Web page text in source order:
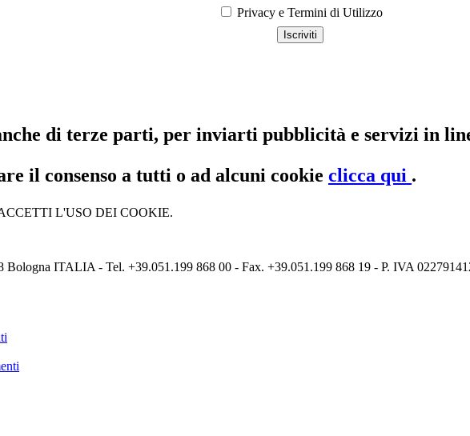
Privacy e Termini di Utilizzo
di terze parti, per inviarti pubblicità e servizi in
il consenso a tutti o ad alcuni cookie clicca qui .
L'USO DEI COOKIE.
ITALIA - Tel. +39.051.199 868 00 - Fax. +39.051.199 868 19 - P. IVA